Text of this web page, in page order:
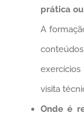
prática
A
visita
Onde é